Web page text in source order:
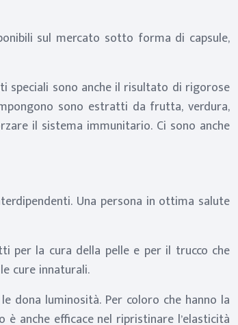
sul mercato sotto forma di capsule,
speciali sono anche il risultato di rigorose
sono estratti da frutta, verdura,
il sistema immunitario. Ci sono anche
Una persona in ottima salute
per la cura della pelle e per il trucco che
cure innaturali.
dona luminosità. Per coloro che hanno la
anche efficace nel ripristinare l’elasticità